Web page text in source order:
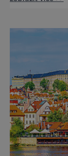
I proto je